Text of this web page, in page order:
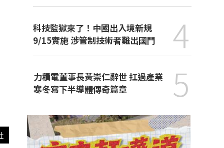
科技監獄來了！中國出入境新規
9/15實施 涉管制技術者難出國門
4
力積電董事長黃崇仁辭世 扛過產業
寒冬寫下半導體傳奇篇章
5